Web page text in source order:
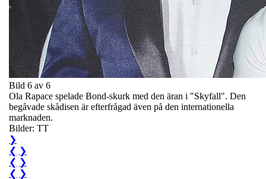
Bild 6 av 6
Ola Rapace spelade Bond-skurk med den äran i "Skyfall". Den
begåvade skådisen är efterfrågad även på den internationella
marknaden.
Bilder: TT
❯
❮ ❯
❮ ❯
❮ ❯